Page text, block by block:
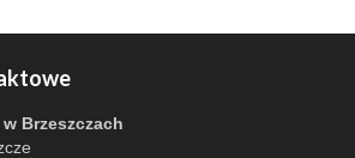
Brzeszczach